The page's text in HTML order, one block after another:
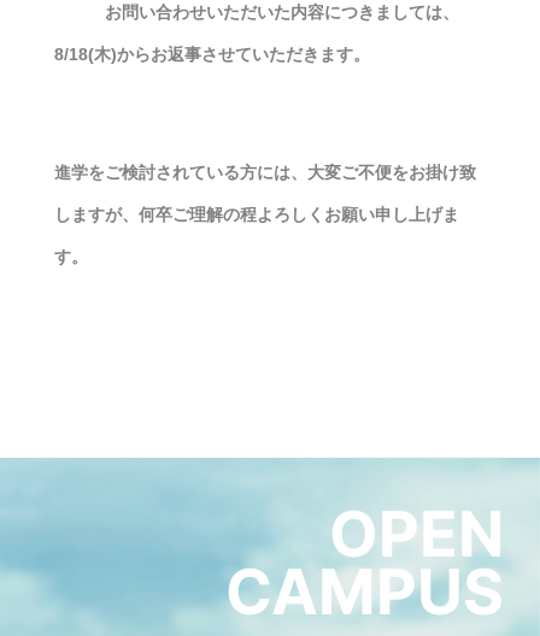
お問い合わせいただいた内容につきましては、
8/18(木)からお返事させていただきます。
進学をご検討されている方には、大変ご不便をお掛け致
しますが、何卒ご理解の程よろしくお願い申し上げま
す。
OPEN
CAMPUS